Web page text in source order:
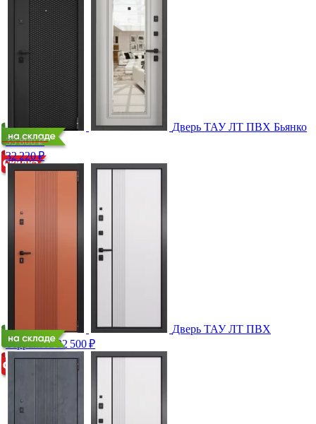
Дверь ТАУ ЛТ ПВХ Бьянко
35 800 ₽
32 220₽
Дверь ТАУ ЛТ ПВХ
Терракота 32 500₽